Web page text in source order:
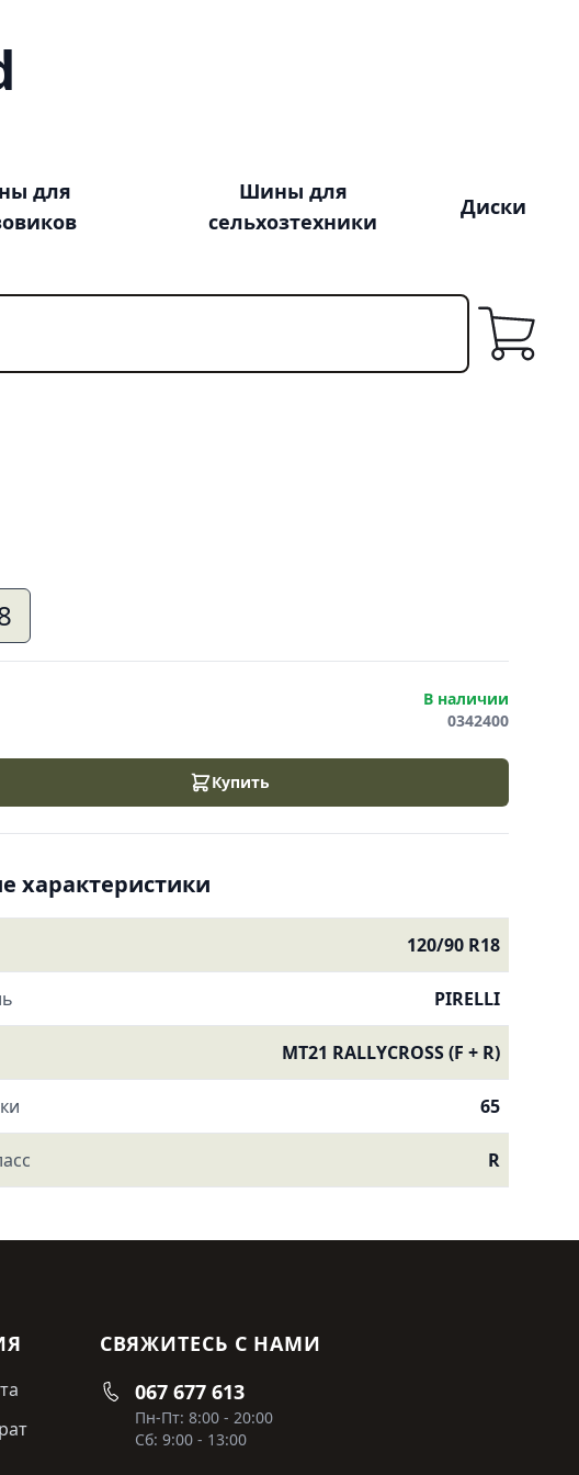
для
Шины для
сельхозтехники
Диски
Корзина
В наличии
0342400
Купить
характеристики
120/90 R18
PIRELLI
MT21 RALLYCROSS (F + R)
65
R
СВЯЖИТЕСЬ С НАМИ
067 677 613
Пн-Пт: 8:00 - 20:00
Сб: 9:00 - 13:00